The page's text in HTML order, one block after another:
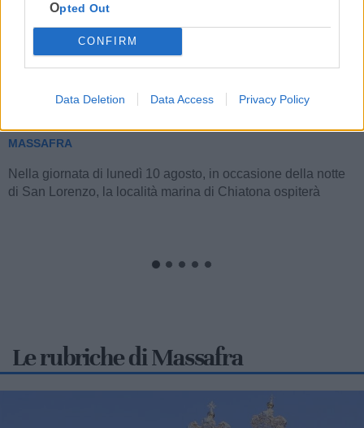
Opted Out
CONFIRM
Data Deletion Data Access Privacy Policy
San Lorenzo
MASSAFRA
Nella giornata di lunedì 10 agosto, in occasione della notte
di San Lorenzo, la località marina di Chiatona ospiterà
Le rubriche di Massafra